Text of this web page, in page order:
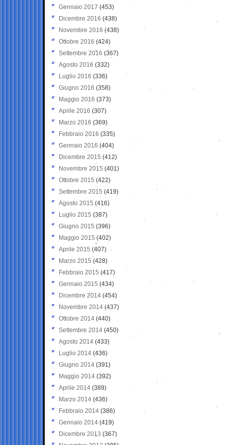
Gennaio 2017 (453)
Dicembre 2016 (438)
Novembre 2016 (438)
Ottobre 2016 (424)
Settembre 2016 (367)
Agosto 2016 (332)
Luglio 2016 (336)
Giugno 2016 (358)
Maggio 2016 (373)
Aprile 2016 (307)
Marzo 2016 (369)
Febbraio 2016 (335)
Gennaio 2016 (404)
Dicembre 2015 (412)
Novembre 2015 (401)
Ottobre 2015 (422)
Settembre 2015 (419)
Agosto 2015 (416)
Luglio 2015 (387)
Giugno 2015 (396)
Maggio 2015 (402)
Aprile 2015 (407)
Marzo 2015 (428)
Febbraio 2015 (417)
Gennaio 2015 (434)
Dicembre 2014 (454)
Novembre 2014 (437)
Ottobre 2014 (440)
Settembre 2014 (450)
Agosto 2014 (433)
Luglio 2014 (436)
Giugno 2014 (391)
Maggio 2014 (392)
Aprile 2014 (389)
Marzo 2014 (436)
Febbraio 2014 (386)
Gennaio 2014 (419)
Dicembre 2013 (367)